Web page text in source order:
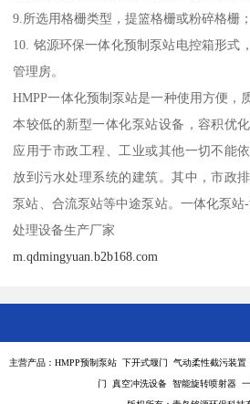
9.所选用格栅类型，提篮格栅或粉碎格栅；
10. 铭源环保一体化预制泵站电控箱形式
管理房。
HMPP一体化预制泵站是一种使用方便，
本较低的新型一体化泵站设备，容积优
应用于市政工程、工业或其他一切不能
放到污水处理系统的建筑。其中，市政
泵站、合流泵站等中途泵站。一体化泵
处理设备生产厂家
m.qdmingyuan.b2b168.com
主营产品：HMPP预制泵站 下开式堰门 气动柔性截污装
门 真空冲洗设备 智能旋转喷射器